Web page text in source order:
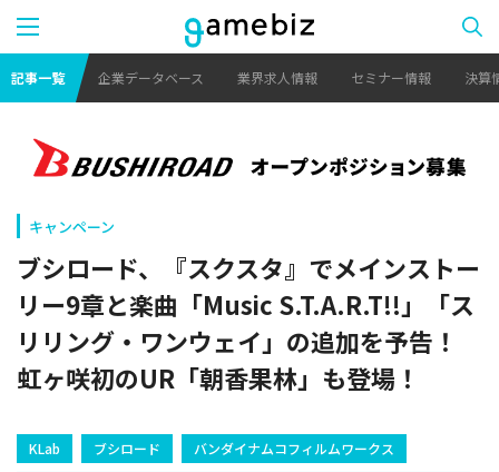
記事一覧 企業データベース 業界求人情報 セミナー情報 決算
キャンペーン
ブシロード、『スクスタ』でメインストー
リー9章と楽曲「Music S.T.A.R.T!!」「ス
リリング・ワンウェイ」の追加を予告！
虹ヶ咲初のUR「朝香果林」も登場！
KLab ブシロード
バンダイナムコフィルムワークス